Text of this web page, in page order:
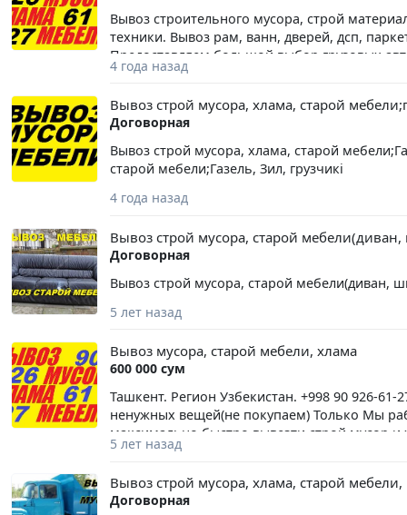
Вывоз строительного мусора, строй
техники. Вывоз рам, ванн, дверей, дсп,
Предоставляем большой выбор грузовых
4 года назад
Вывоз строй мусора, хлама, старой
Договорная
Вывоз строй мусора, хлама, старой
старой мебели;Газель, Зил, грузчикi
4 года назад
Вывоз строй мусора, старой
Договорная
Вывоз строй мусора, старой мебели(диван,
5 лет назад
Вывоз мусора, старой мебели, хлама
600 000 сум
Ташкент. Регион Узбекистан. +998 90 926-
ненужных вещей(не покупаем) Только Мы
максимально быстро вывезти строй мусор и
разработать удобный для Вас график
5 лет назад
Вывоз строй мусора, хлама, старой
Договорная